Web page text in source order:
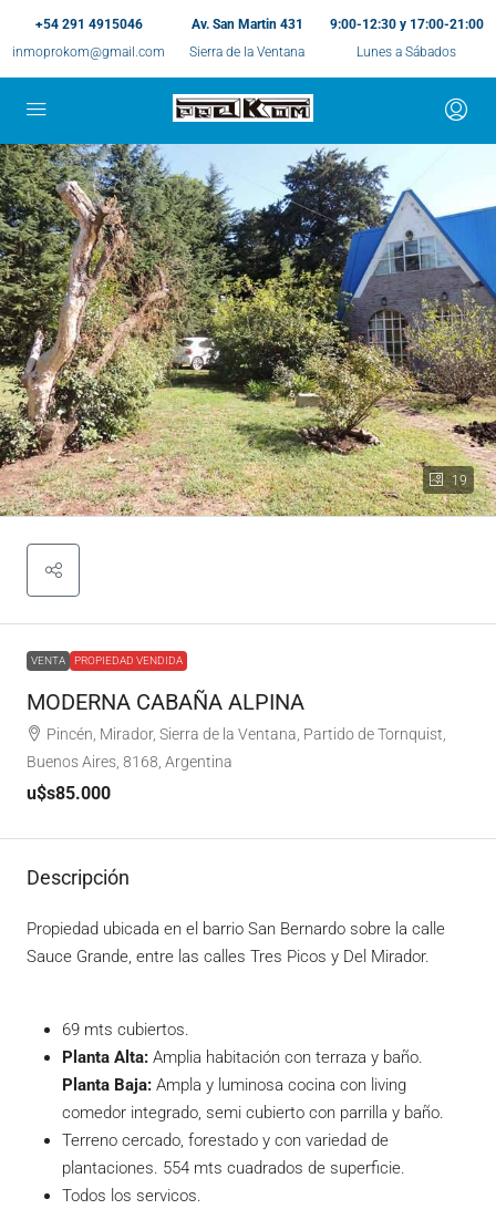
+54 291 4915046
inmoprokom@gmail.com
Av. San Martin 431
Sierra de la Ventana
9:00-12:30 y 17:00-21:00
Lunes a Sábados
19
VENTA PROPIEDAD VENDIDA
MODERNA CABAÑA ALPINA
Pincén, Mirador, Sierra de la Ventana, Partido de Tornquist,
Buenos Aires, 8168, Argentina
u$s85.000
Descripción
Propiedad ubicada en el barrio San Bernardo sobre la calle
Sauce Grande, entre las calles Tres Picos y Del Mirador.
69 mts cubiertos.
Planta Alta: Amplia habitación con terraza y baño.
Planta Baja: Ampla y luminosa cocina con living
comedor integrado, semi cubierto con parrilla y baño.
Terreno cercado, forestado y con variedad de
plantaciones. 554 mts cuadrados de superficie.
Todos los servicos.